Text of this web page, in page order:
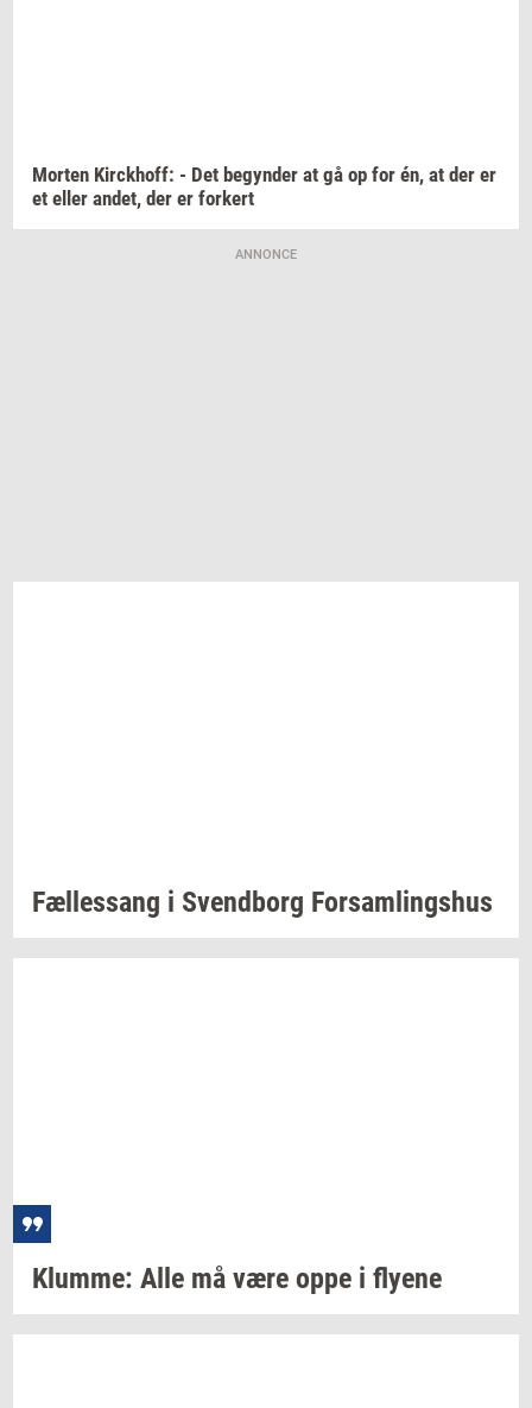
Mor­ten Kirck­hoff: - Det be­gyn­der at gå op for én, at der er
et eller andet, der er for­kert
ANNONCE
Fæl­les­sang i Svend­borg For­sam­lings­hus
Klum­me: Alle må være oppe i fly­e­ne